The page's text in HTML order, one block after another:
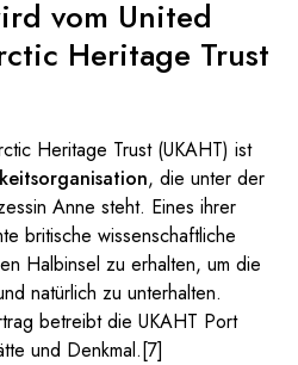
vom United
Heritage Trust
Heritage Trust (UKAHT) ist
, die unter der
Anne steht. Eines ihrer
britische wissenschaftliche
Halbinsel zu erhalten, um die
natürlich zu unterhalten.
betreibt die UKAHT Port
und Denkmal.[7]